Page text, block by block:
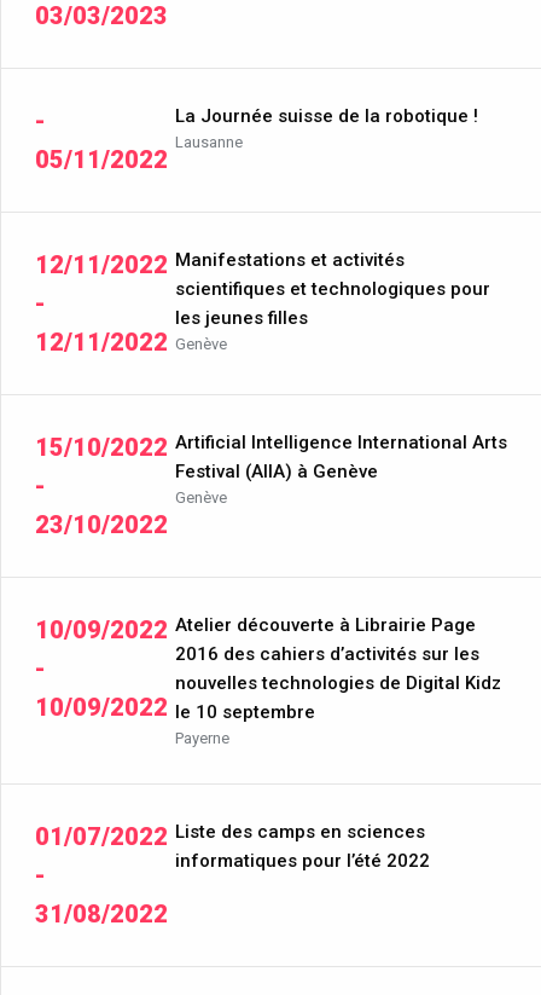
03/03/2023
-
05/11/2022
La Journée suisse de la robotique !
Lausanne
12/11/2022
-
12/11/2022
Manifestations et activités
scientifiques et technologiques pour
les jeunes filles
Genève
15/10/2022
-
23/10/2022
Artificial Intelligence International Arts
Festival (AIIA) à Genève
Genève
10/09/2022
-
10/09/2022
Atelier découverte à Librairie Page
2016 des cahiers d’activités sur les
nouvelles technologies de Digital Kidz
le 10 septembre
Payerne
01/07/2022
-
31/08/2022
Liste des camps en sciences
informatiques pour l’été 2022